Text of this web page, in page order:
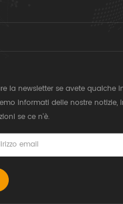
la newsletter se avete qualche
informati delle nostre notizie,
se ce n'è.